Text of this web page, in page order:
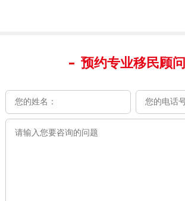
预约专业移民顾问